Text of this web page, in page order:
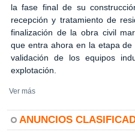
la fase final de su
recepción y tratamiento de
finalización de la obra civil
que entra ahora en la etapa
validación de los equipos
explotación.
Ver más
ANUNCIOS